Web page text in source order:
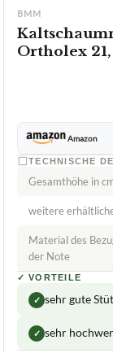
BMM
Ortholex
Amazon
TECHNISCHE
Gesamthöhe in
weitere
Material des
der Note
✓ VORTEILE
✓ sehr gute
✓ sehr